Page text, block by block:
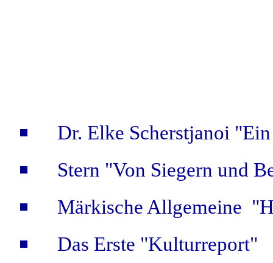
Dr. Elke Scherstjanoi
Stern "Von Siegern und
Märkische Allgemeine
Das Erste "Kulturreport"